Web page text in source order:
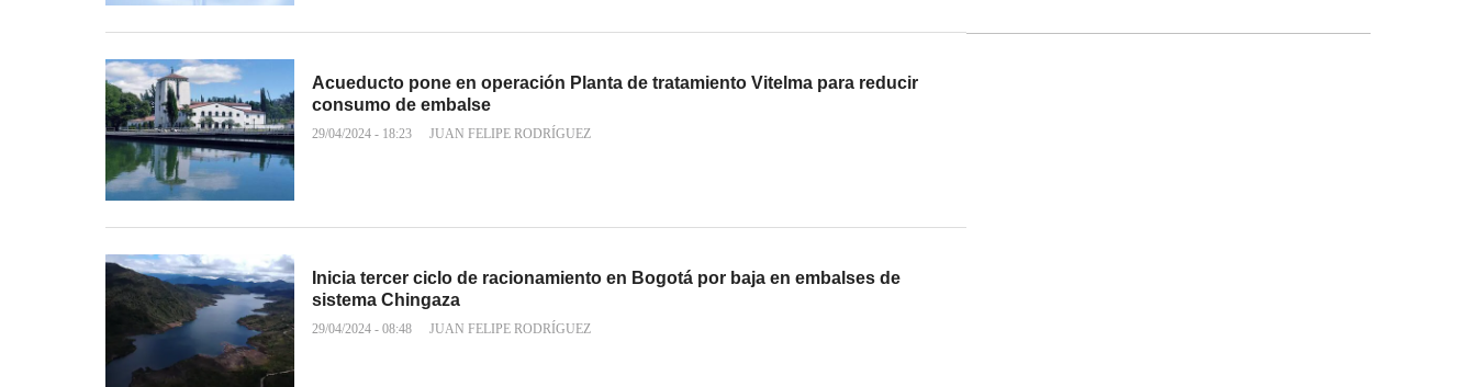
Acueducto pone en operación Planta de tratamiento Vitelma para reducir
consumo de embalse
29/04/2024 - 18:23 JUAN FELIPE RODRÍGUEZ
Inicia tercer ciclo de racionamiento en Bogotá por baja en embalses de
sistema Chingaza
29/04/2024 - 08:48 JUAN FELIPE RODRÍGUEZ